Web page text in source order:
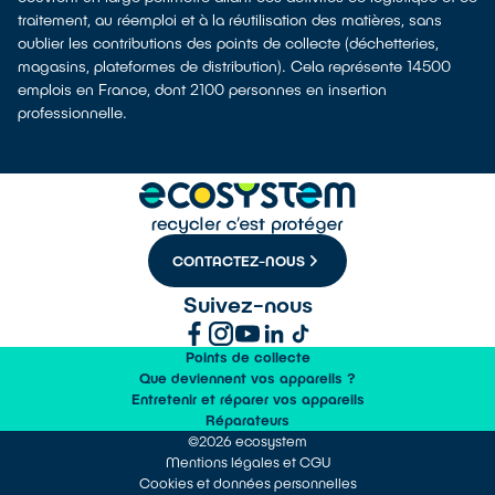
traitement, au réemploi et à la réutilisation des matières, sans
oublier les contributions des points de collecte (déchetteries,
magasins, plateformes de distribution). Cela représente 14500
emplois en France, dont 2100 personnes en insertion
professionnelle.
CONTACTEZ-NOUS
Suivez-nous
Points de collecte
Que deviennent vos appareils ?
Entretenir et réparer vos appareils
Réparateurs
©2026 ecosystem
Mentions légales et CGU
Cookies et données personnelles